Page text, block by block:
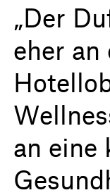
„Der
eher an
an eine